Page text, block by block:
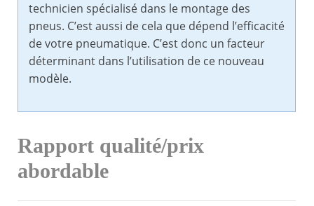
technicien spécialisé dans le montage des
pneus. C’est aussi de cela que dépend l’efficacité
de votre pneumatique. C’est donc un facteur
déterminant dans l’utilisation de ce nouveau
modèle.
Rapport qualité/prix
abordable